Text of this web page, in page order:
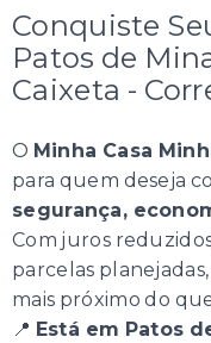
Conquiste
Patos de
Caixeta -
O Minha Casa
para quem deseja
segurança,
Com juros
parcelas
mais próximo do
📍 Está em Patos